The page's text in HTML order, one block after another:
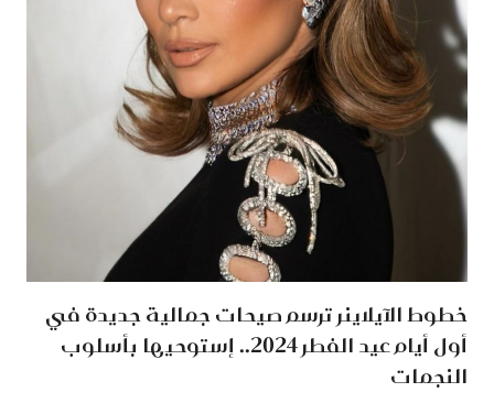
خطوط الآيلاينر ترسم صيحات جمالية جديدة في
أول أيام عيد الفطر 2024.. إستوحيها بأسلوب
النجمات